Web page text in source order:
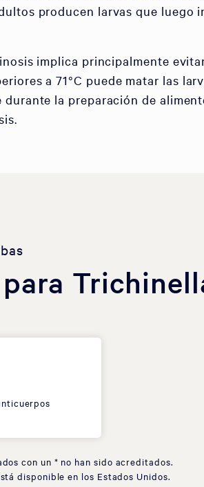
producen larvas que
implica principalmente
a 71°C puede matar las
la preparación de
con un * no han sido acreditados.
disponible en los Estados Unidos.